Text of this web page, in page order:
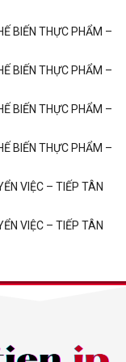
BIẾN THỰC PHẨM –
BIẾN THỰC PHẨM –
BIẾN THỰC PHẨM –
BIẾN THỰC PHẨM –
VIỆC – TIẾP TÂN
VIỆC – TIẾP TÂN